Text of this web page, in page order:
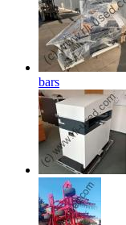
bars